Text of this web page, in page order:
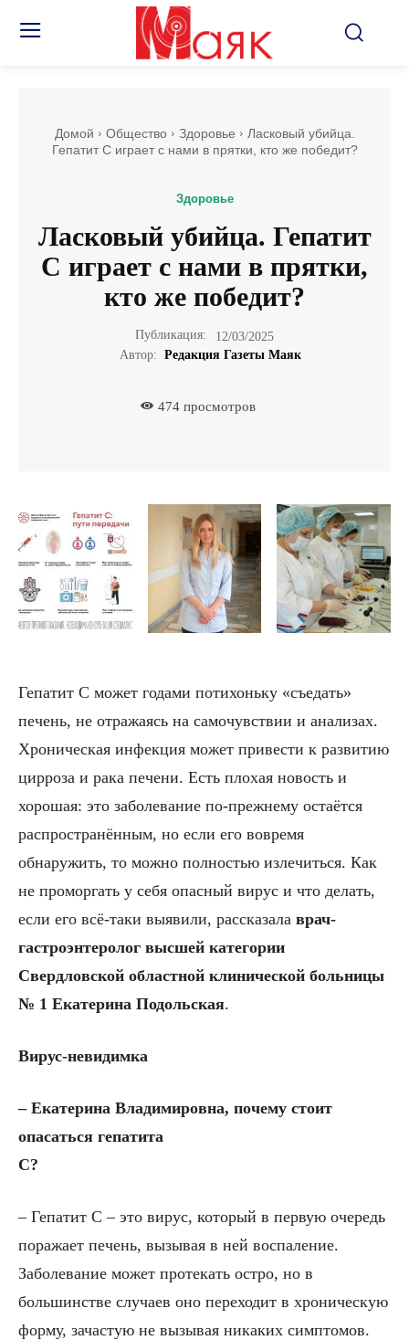
Домой Общество Здоровье
Ласковый убийца.
Гепатит С играет с нами в прятки, кто же победит?
Здоровье
Ласковый убийца. Гепатит
С играет с нами в прятки,
кто же победит?
Публикация:
12/03/2025
Автор: Редакция Газеты Маяк
474просмотров
Гепатит С может годами потихоньку «съедать»
печень, не отражаясь на самочувствии и анализах.
Хроническая инфекция может привести к развитию
цирроза и рака печени. Есть плохая новость и
хорошая: это заболевание по-прежнему остаётся
распространённым, но если его вовремя
обнаружить, то можно полностью излечиться. Как
не проморгать у себя опасный вирус и что делать,
если его всё-таки выявили, рассказала врач-
гастроэнтеролог высшей категории
Свердловской областной клинической больницы
№ 1 Екатерина Подольская.
Вирус-невидимка
– Екатерина Владимировна, почему стоит
опасаться гепатита
С?
– Гепатит С – это вирус, который в первую очередь
поражает печень, вызывая в ней воспаление.
Заболевание может протекать остро, но в
большинстве случаев оно переходит в хроническую
форму, зачастую не вызывая никаких симптомов.